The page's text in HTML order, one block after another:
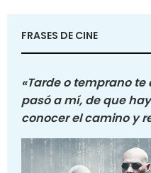
FRASES DE CINE
«Tarde o temprano
pasó a mí, de que
conocer el camino y